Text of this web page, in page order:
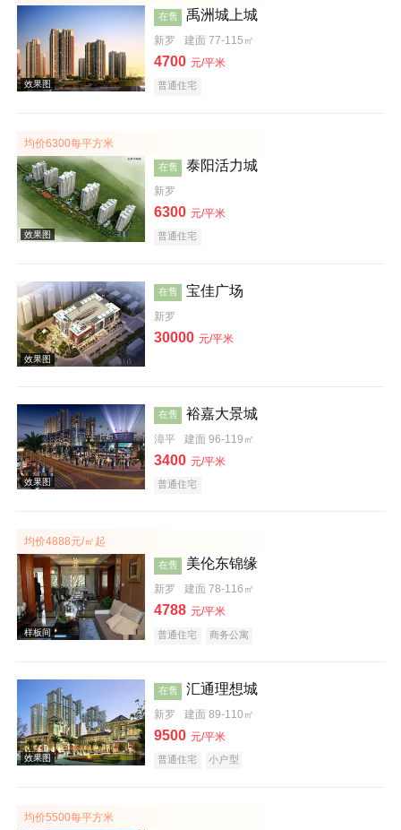
效果图
在售 禹洲城上城
新罗 建面 77-115㎡
4700 元/平米
普通住宅
均价6300每平方米
效果图
在售 泰阳活力城
新罗
6300 元/平米
普通住宅
效果图
在售 宝佳广场
新罗
30000 元/平米
在售 裕嘉大景城
漳平 建面 96-119㎡
3400 元/平米
普通住宅
均价4888元/㎡起
在售 美伦东锦缘
新罗 建面 78-116㎡
4788 元/平米
普通住宅 商务公寓
在售 汇通理想城
新罗 建面 89-110㎡
9500 元/平米
普通住宅 小户型
均价5500每平方米